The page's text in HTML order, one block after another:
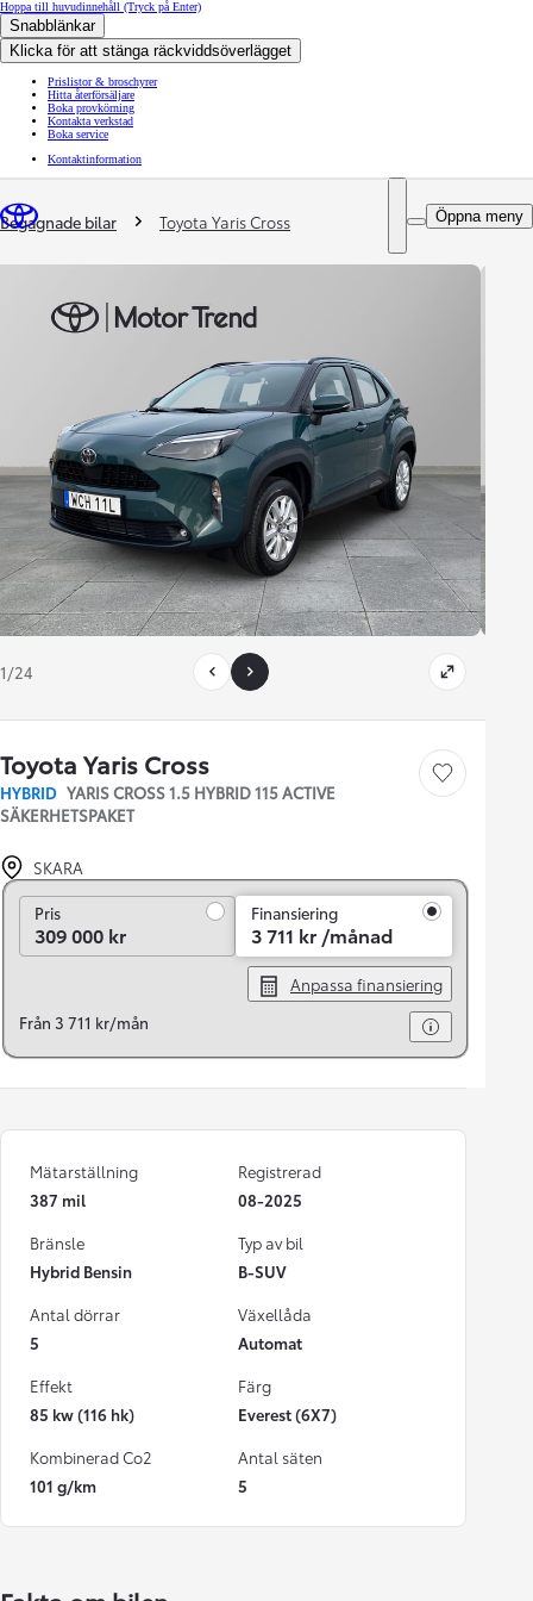
Hoppa till huvudinnehåll (Tryck på Enter)
Snabblänkar
Klicka för att stänga räckviddsöverlägget
Prislistor & broschyrer
Hitta återförsäljare
Boka provkörning
Kontakta verkstad
Boka service
Kontaktinformation
Öppna meny
You are here
Begagnade bilar Toyota Yaris Cross
1/24
Toyota Yaris Cross
HYBRID YARIS CROSS 1.5 HYBRID 115 ACTIVE
SÄKERHETSPAKET
Save car
SKARA
PrisPris
309 000 kr
Finansiering
3 711 kr /månad
Anpassa finansiering
Från 3 711 kr/mån
Mätarställning
387 mil
Registrerad
08-2025
Bränsle
Hybrid Bensin
Typ av bil
B-SUV
Antal dörrar
5
Växellåda
Automat
Effekt
85 kw (116 hk)
Färg
Everest (6X7)
Kombinerad Co2
101 g/km
Antal säten
5